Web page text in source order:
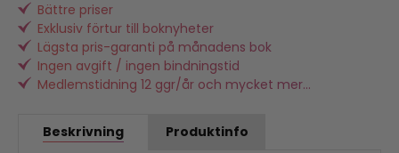
Bättre priser
Exklusiv förtur till boknyheter
Lägsta pris-garanti på månadens bok
Ingen avgift / ingen bindningstid
Medlemstidning 12 ggr/år och mycket mer...
Beskrivning Produktinfo